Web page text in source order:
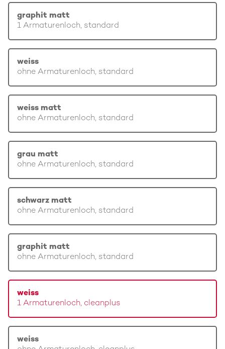
graphit matt
1 Armaturenloch, standard
weiss
ohne Armaturenloch, standard
weiss matt
ohne Armaturenloch, standard
grau matt
ohne Armaturenloch, standard
schwarz matt
ohne Armaturenloch, standard
graphit matt
ohne Armaturenloch, standard
weiss
1 Armaturenloch, cleanplus
weiss